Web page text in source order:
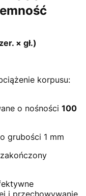
× gł.)
korpusu:
o nośności 100
grubości 1 mm